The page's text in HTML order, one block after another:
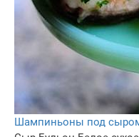
Шампиньоны под